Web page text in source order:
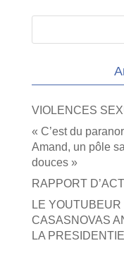
VIOLENCES
« C’est du
Amand, un pôle
douces »
RAPPORT
LE
CASASNOVAS
LA